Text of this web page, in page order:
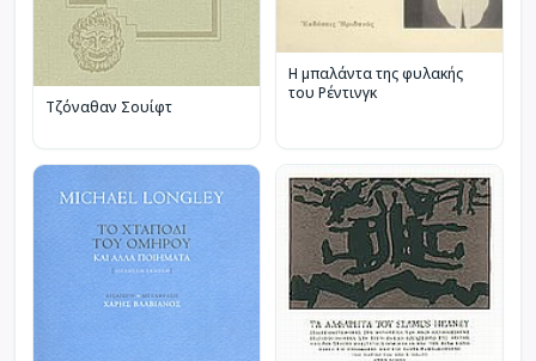
Τζόναθαν Σουίφτ
Η μπαλάντα της φυλακής
του Ρέντινγκ